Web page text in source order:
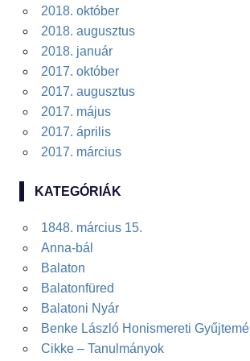
2018. október
2018. augusztus
2018. január
2017. október
2017. augusztus
2017. május
2017. április
2017. március
KATEGÓRIÁK
1848. március 15.
Anna-bál
Balaton
Balatonfüred
Balatoni Nyár
Benke László Honismereti
Cikke – Tanulmányok